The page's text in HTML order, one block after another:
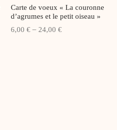
Carte de voeux « La couronne
d’agrumes et le petit oiseau »
6,00 € – 24,00 €